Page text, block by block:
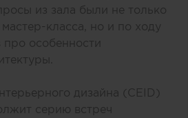
из зала были не только
класса, но и по ходу
про особенности
дизайна (CEID)
серию встреч